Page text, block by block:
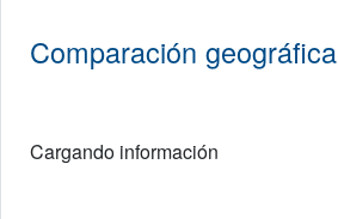
Comparación geográfica
Cargando información